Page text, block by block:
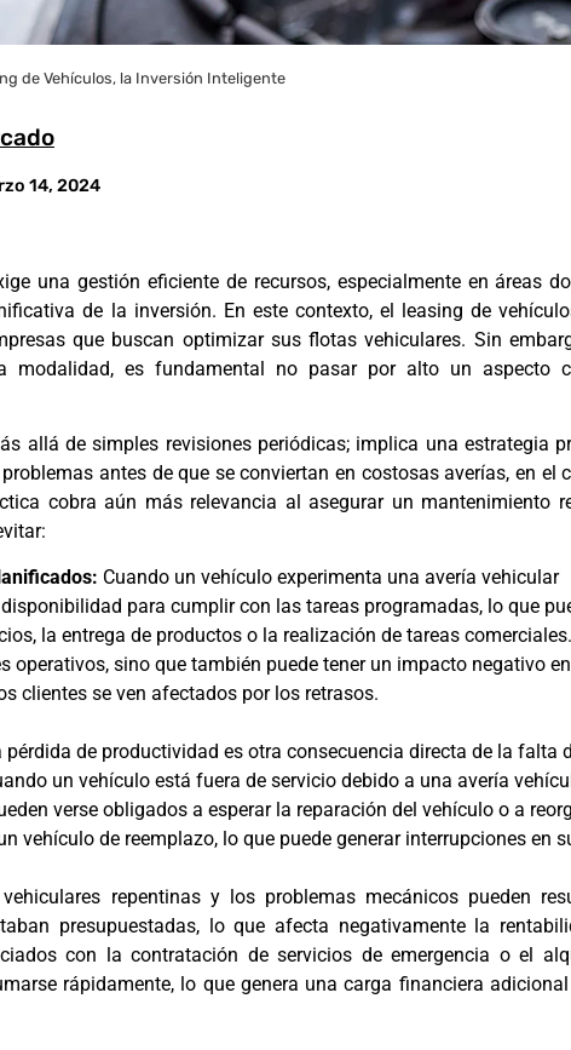
de Vehículos, la Inversión Inteligente
14, 2024
una gestión eficiente de recursos, especialmente en áreas
de la inversión. En este contexto, el leasing de
que buscan optimizar sus flotas vehiculares. Sin
modalidad, es fundamental no pasar por alto un aspecto
allá de simples revisiones periódicas; implica una estrategia
antes de que se conviertan en costosas averías, en el
cobra aún más relevancia al asegurar un mantenimiento
Cuando un vehículo experimenta una avería vehicular
para cumplir con las tareas programadas, lo que
la entrega de productos o la realización de tareas
operativos, sino que también puede tener un impacto negativo
clientes se ven afectados por los retrasos.
pérdida de productividad es otra consecuencia directa de la falta
un vehículo está fuera de servicio debido a una avería
verse obligados a esperar la reparación del vehículo o a
vehículo de reemplazo, lo que puede generar interrupciones en
repentinas y los problemas mecánicos pueden
presupuestadas, lo que afecta negativamente la
con la contratación de servicios de emergencia o el
rápidamente, lo que genera una carga financiera